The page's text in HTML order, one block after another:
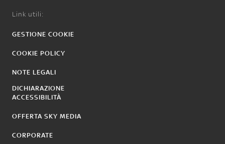
Link utili:
GESTIONE COOKIE
COOKIE POLICY
NOTE LEGALI
DICHIARAZIONE
ACCESSIBILITÀ
OFFERTA SKY MEDIA
CORPORATE